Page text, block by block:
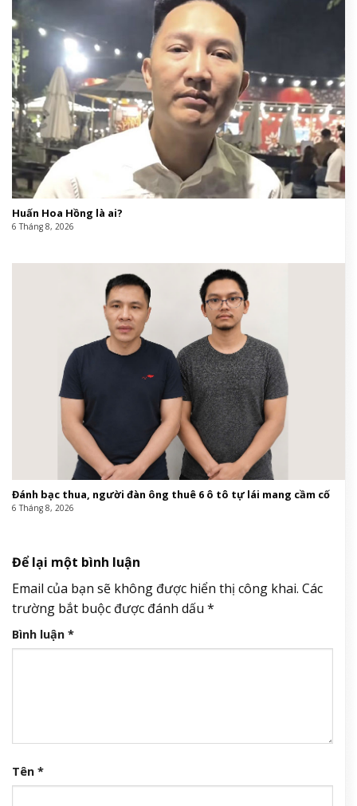
Huấn Hoa Hồng là ai?
6 Tháng 8, 2026
Đánh bạc thua, người đàn ông thuê 6 ô tô tự lái mang cầm cố
6 Tháng 8, 2026
Để lại một bình luận
Email của bạn sẽ không được hiển thị công khai. Các
trường bắt buộc được đánh dấu *
Bình luận *
Tên *